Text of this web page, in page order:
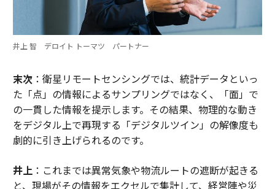
井上 智 デロイト トーマツ パートナー
末次：衛星リモートセンシングでは、統計データといっ
た「点」の情報によるサンプリングではなく、「面」で
の一貫した情報を提示します。その結果、物理的な動き
をデジタル上で再現する「デジタルツイン」の解像度も
劇的に引き上げられるのです。
井上：これまでは異常気象や物流ルートの遮断が起きる
と、現場がその情報をエクセルで集計して、経営陣や災